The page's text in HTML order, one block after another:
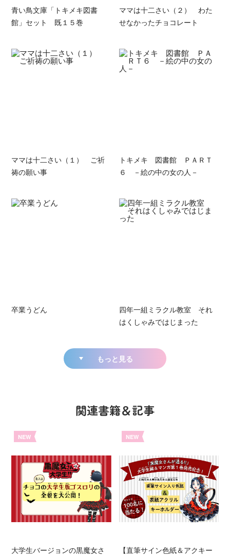
青い鳥文庫「トキメキ図書
館」セット 既１５巻
ママは十二さい（２） わた
せなかったチョコレート
ママは十二さい（１） ご祈
祷の願い事
トキメキ 図書館 ＰＡＲＴ
６ －絵の中の女の人－
卒業うどん
四年一組ミラクル教室 それ
はくしゃみではじまった
もっと見る
関連書籍＆記事
NEW
大学生バージョンの黒魔女さ
NEW
【直筆サイン色紙＆アクキー